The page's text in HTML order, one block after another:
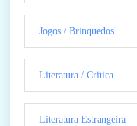
Jogos / Brinquedos
Literatura / Critica
Literatura Estrangeira